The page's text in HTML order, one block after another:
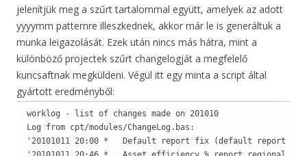
jelenítjük meg a szűrt tartalommal együtt, amelyek az adott
yyyymm patternre illeszkednek, akkor már le is generáltuk a
munka leigazolását. Ezek után nincs más hátra, mint a
különböző projectek szűrt changelogját a megfelelő
kuncsaftnak megküldeni. Végül itt egy minta a script által
gyártott eredményből:
worklog - list of changes made on 201010
Log from cpt/modules/ChangeLog.bas:
'20101011 20:00 *   Default report fix (default report